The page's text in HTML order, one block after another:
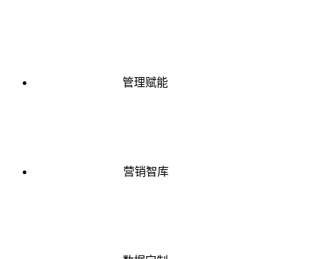
管理赋能
营销智库